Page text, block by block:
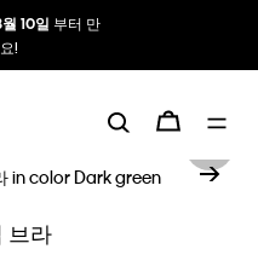
10일 부터 만
!
브라